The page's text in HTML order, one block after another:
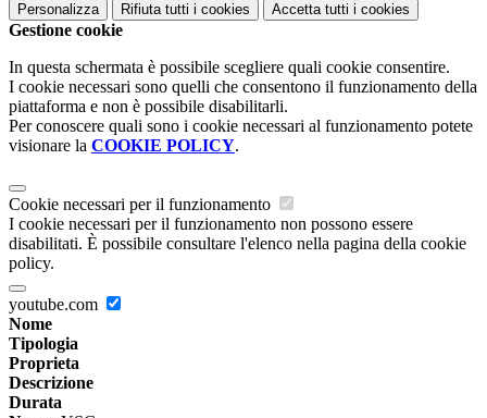
Personalizza Rifiuta tutti i cookies Accetta tutti i cookies
Gestione cookie
In questa schermata è possibile scegliere quali cookie consentire.
I cookie necessari sono quelli che consentono il funzionamento della
piattaforma e non è possibile disabilitarli.
Per conoscere quali sono i cookie necessari al funzionamento potete
visionare la COOKIE POLICY.
Cookie necessari per il funzionamento
I cookie necessari per il funzionamento non possono essere
disabilitati. È possibile consultare l'elenco nella pagina della cookie
policy.
youtube.com
Nome
Tipologia
Proprieta
Descrizione
Durata